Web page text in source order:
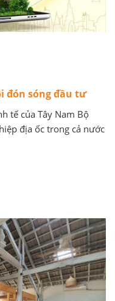
đón sóng đầu tư
tế của Tây Nam Bộ
địa ốc trong cả nước